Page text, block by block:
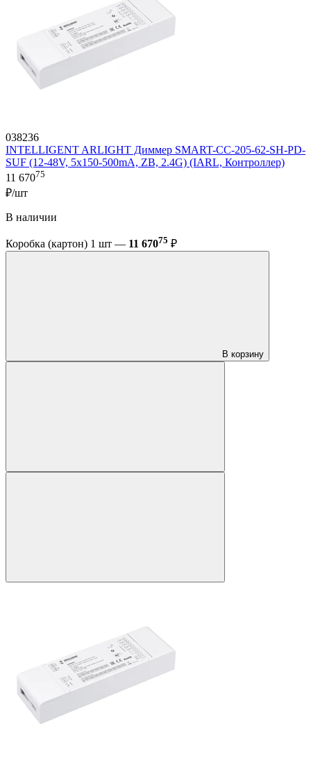
038236
INTELLIGENT ARLIGHT Диммер SMART-CC-205-62-SH-PD-
SUF (12-48V, 5x150-500mA, ZB, 2.4G) (IARL, Контроллер)
11 67075
₽/шт
В наличии
Коробка (картон) 1 шт — 11 67075 ₽
В корзину